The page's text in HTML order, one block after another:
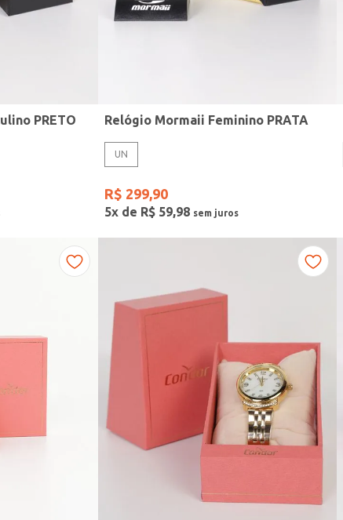
– R$ 390,00
PRETO Relógio Mormaii Feminino PRATA
UN
R$ 299,90
5x de R$ 59,98